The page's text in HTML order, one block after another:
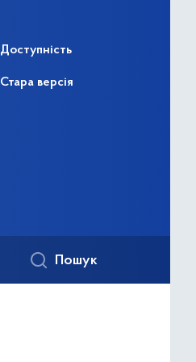
Доступність
Стара версія
Пошук